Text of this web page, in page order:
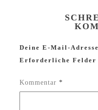
Deine E-Mail-
Erforderliche
Kommentar*